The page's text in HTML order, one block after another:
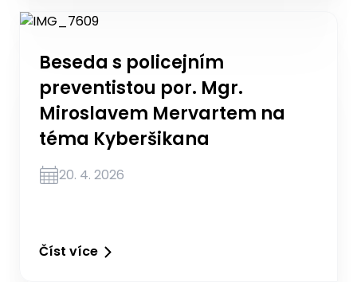
Beseda s policejním
preventistou por. Mgr.
Miroslavem Mervartem na
téma Kyberšikana
20. 4. 2026
Číst více